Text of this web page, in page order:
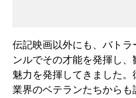
伝記映画以外にも、バトラ
ンルでその才能を発揮し、
魅力を発揮してきました。
業界のベテランたちからも